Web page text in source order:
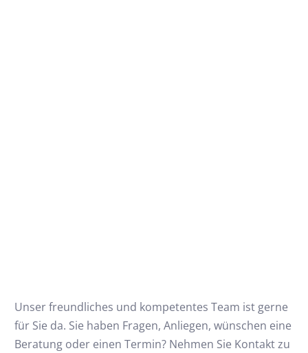
Unser freundliches und kompetentes Team ist gerne
für Sie da. Sie haben Fragen, Anliegen, wünschen eine
Beratung oder einen Termin? Nehmen Sie Kontakt zu